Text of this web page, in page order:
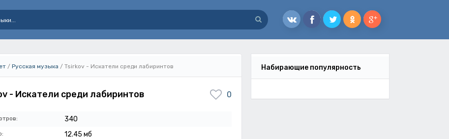
/ Русская музыка / Tsirkov - Искатели среди лабиринтов
- Искатели среди лабиринтов 0
340
12.45 мб
Набирающие популярность